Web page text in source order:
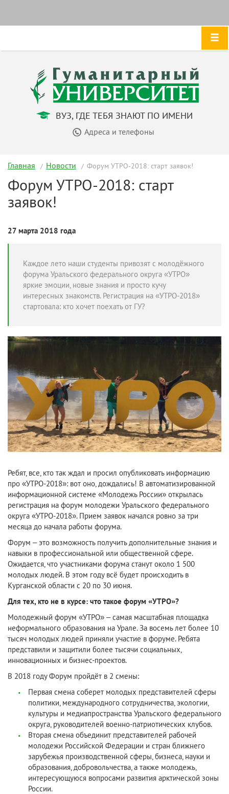
ВУЗ, ГДЕ ТЕБЯ ЗНАЮТ ПО ИМЕНИ
Адреса и телефоны
Главная Новости Форум УТРО-2018: старт заявок!
Форум УТРО-2018: старт
заявок!
27 марта 2018 года
Каждое лето наши студенты привозят с молодёжного
форума Уральского федерального округа «УТРО»
яркие эмоции, новые знания и просто кучу
интересных знакомств. Регистрация на «УТРО-2018»
стартовала: кто хочет поехать от ГУ?
Ребят, все, кто так ждал и просил опубликовать информацию
про «УТРО-2018»: вот оно, дождались! В автоматизированной
информационной системе «Молодежь России» открылась
регистрация на форум молодежи Уральского федерального
округа «УТРО-2018». Прием заявок начался ровно за три
месяца до начала работы форума.
Форум – это возможность получить дополнительные знания и
навыки в профессиональной или общественной сфере.
Ожидается, что участниками форума станут около 1 500
молодых людей. В этом году всё будет происходить в
Курганской области с 20 по 30 июня.
Для тех, кто не в курсе: что такое форум «УТРО»?
Молодежный форум «УТРО» – самая масштабная площадка
неформального образования на Урале. За восемь лет более 10
тысяч молодых людей приняли участие в форуме. Ребята
представили и защитили более тысячи социальных,
инновационных и бизнес-проектов.
В 2018 году Форум пройдёт в 2 смены:
Первая смена соберет молодых представителей сферы
политики, международного сотрудничества, экологии,
культуры и медиапространства Уральского федерального
округа, руководителей военно-патриотических клубов.
Вторая смена объединит представителей рабочей
молодежи Российской Федерации и стран ближнего
зарубежья производственной сферы, бизнеса, науки и
образования, добровольчества, а также молодежь,
интересующуюся вопросами развития арктической зоны
России.